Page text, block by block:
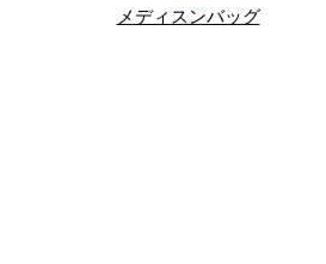
メディスンバッグ